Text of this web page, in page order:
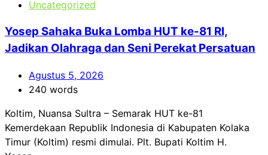
Uncategorized
Yosep Sahaka Buka Lomba HUT ke-81 RI,
Jadikan Olahraga dan Seni Perekat Persatuan
Agustus 5, 2026
240 words
Koltim, Nuansa Sultra – Semarak HUT ke-81
Kemerdekaan Republik Indonesia di Kabupaten Kolaka
Timur (Koltim) resmi dimulai. Plt. Bupati Koltim H.